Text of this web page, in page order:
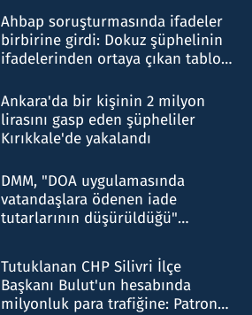
Ahbap soruşturmasında ifadeler
birbirine girdi: Dokuz şüphelinin
ifadelerinden ortaya çıkan tablo
Ankara'da bir kişinin 2 milyon
lirasını gasp eden şüpheliler
Kırıkkale'de yakalandı
DMM, "DOA uygulamasında
vatandaşlara ödenen iade
tutarlarının düşürüldüğü"
Tutuklanan CHP Silivri İlçe
Başkanı Bulut'un hesabında
milyonluk para trafiğine: Patron